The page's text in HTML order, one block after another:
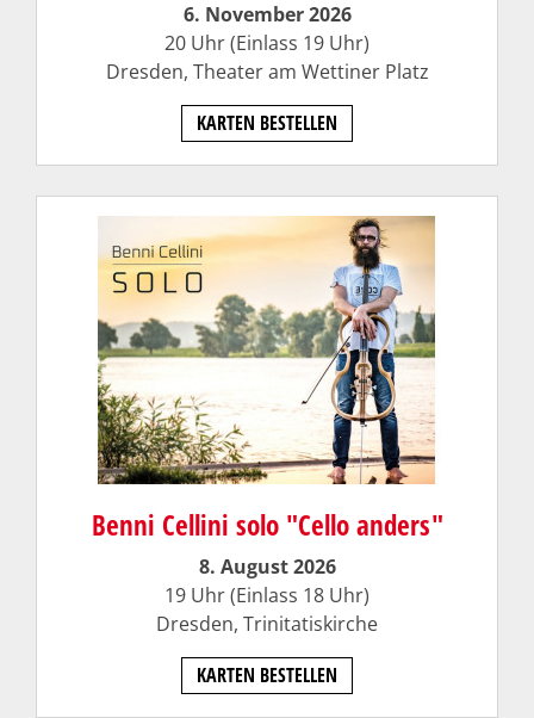
6. November 2026
20 Uhr (Einlass 19 Uhr)
Dresden, Theater am Wettiner Platz
KARTEN BESTELLEN
Benni Cellini solo "Cello anders"
8. August 2026
19 Uhr (Einlass 18 Uhr)
Dresden, Trinitatiskirche
KARTEN BESTELLEN